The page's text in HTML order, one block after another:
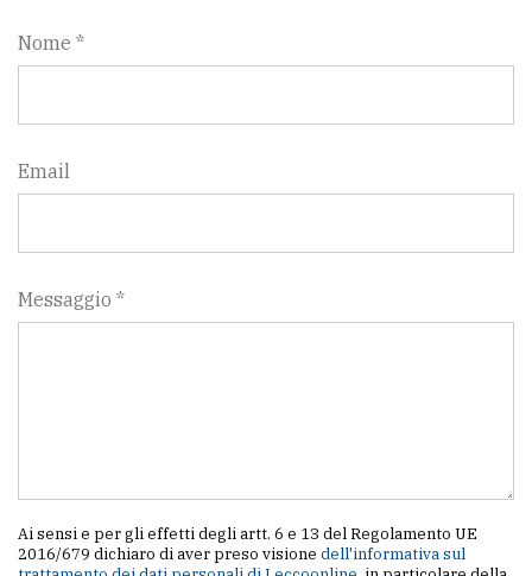
Nome *
Email
Messaggio *
Ai sensi e per gli effetti degli artt. 6 e 13 del Regolamento UE
2016/679 dichiaro di aver preso visione dell'informativa sul